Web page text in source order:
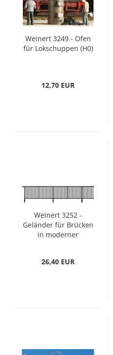
Weinert 3249 - Ofen
für Lokschuppen (H0)
12,70 EUR
Weinert 3252 -
Geländer für Brücken
in moderner
26,40 EUR